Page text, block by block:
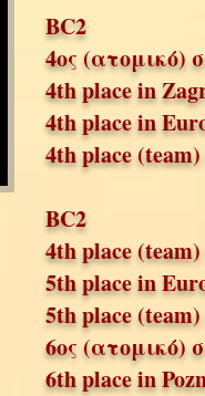
BC2
4ος (ατομικό)
4th place in
4th place in
4th place
BC2
4th place
5th place in
5th place
6ος (ατομικό)
6th place in